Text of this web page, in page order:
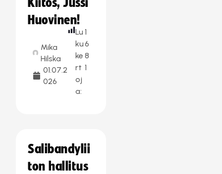
Kiitos, Jussi
Huovinen!
Mika
Hilska
01.07.2
026
Lu
ku
ke
rt
oj
a:
1
6
8
1
Salibandylii
ton hallitus